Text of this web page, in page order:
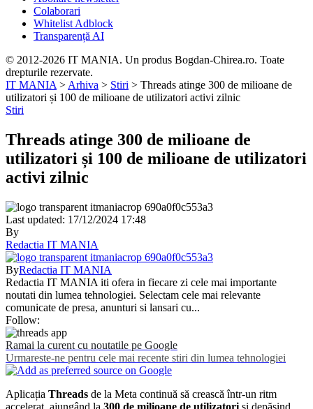
Colaborari
Whitelist Adblock
Transparență AI
© 2012-2026 IT MANIA. Un produs Bogdan-Chirea.ro. Toate
drepturile rezervate.
IT MANIA > Arhiva > Stiri > Threads atinge 300 de milioane de
utilizatori și 100 de milioane de utilizatori activi zilnic
Stiri
Threads atinge 300 de milioane de
utilizatori și 100 de milioane de utilizatori
activi zilnic
Last updated: 17/12/2024 17:48
By
Redactia IT MANIA
ByRedactia IT MANIA
Redactia IT MANIA iti ofera in fiecare zi cele mai importante
noutati din lumea tehnologiei. Selectam cele mai relevante
comunicate de presa, anunturi si lansari cu...
Follow:
Ramai la curent cu noutatile pe Google
Urmareste-ne pentru cele mai recente stiri din lumea tehnologiei
Aplicația Threads de la Meta continuă să crească într-un ritm
accelerat, ajungând la 300 de milioane de utilizatori și depășind